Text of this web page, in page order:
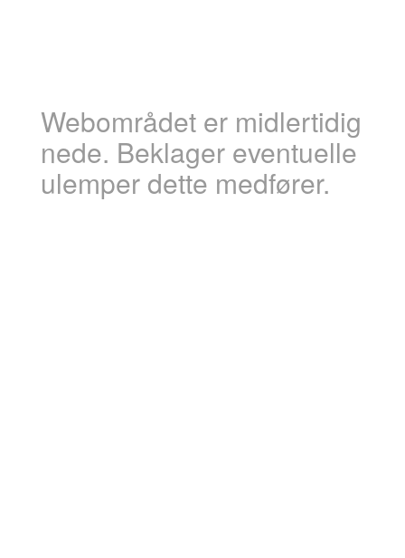
Webområdet er midlertidig
nede. Beklager eventuelle
ulemper dette medfører.